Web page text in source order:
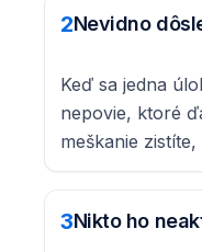
2Nevidno
Keď sa jedna
nepovie, ktoré
meškanie
3Nikto ho